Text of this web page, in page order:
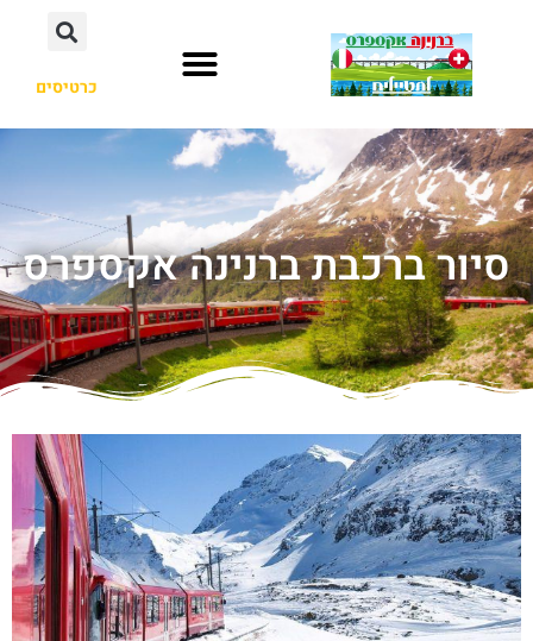
כרטיסים
סיור ברכבת ברנינה אקספרס